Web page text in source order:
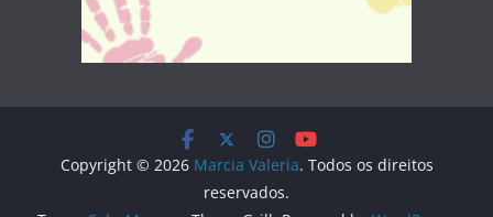
Copyright © 2026 Marcia Valeria. Todos os direitos
reservados.